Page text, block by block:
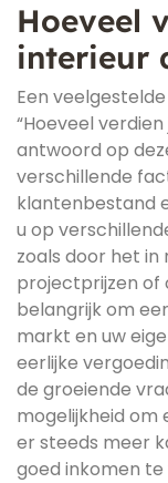
Hoeveel
interieur
Een
“Hoeveel
antwoord op
verschillende
klantenbestand
u op
zoals door het
projectprijzen of
belangrijk om
markt en uw
eerlijke
de groeiende
mogelijkheid om
er steeds meer
goed inkomen